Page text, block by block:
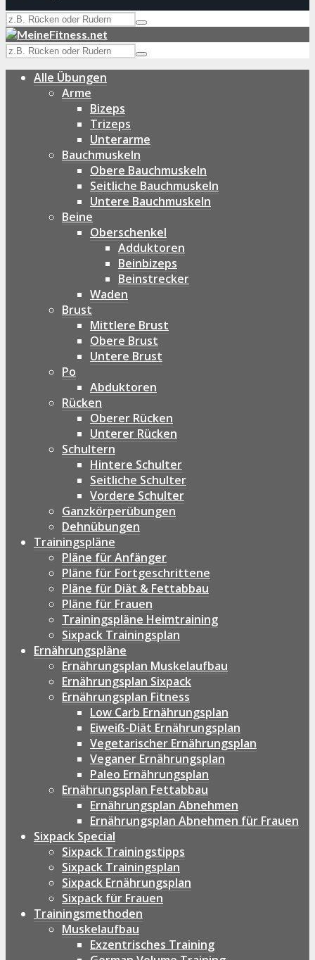
Alle Übungen
Arme
Bizeps
Trizeps
Unterarme
Bauchmuskeln
Obere Bauchmuskeln
Seitliche Bauchmuskeln
Untere Bauchmuskeln
Beine
Oberschenkel
Adduktoren
Beinbizeps
Beinstrecker
Waden
Brust
Mittlere Brust
Obere Brust
Untere Brust
Po
Abduktoren
Rücken
Oberer Rücken
Unterer Rücken
Schultern
Hintere Schulter
Seitliche Schulter
Vordere Schulter
Ganzkörperübungen
Dehnübungen
Trainingspläne
Pläne für Anfänger
Pläne für Fortgeschrittene
Pläne für Diät & Fettabbau
Pläne für Frauen
Trainingspläne Heimtraining
Sixpack Trainingsplan
Ernährungspläne
Ernährungsplan Muskelaufbau
Ernährungsplan Sixpack
Ernährungsplan Fitness
Low Carb Ernährungsplan
Eiweiß-Diät Ernährungsplan
Vegetarischer Ernährungsplan
Veganer Ernährungsplan
Paleo Ernährungsplan
Ernährungsplan Fettabbau
Ernährungsplan Abnehmen
Ernährungsplan Abnehmen für Frauen
Sixpack Special
Sixpack Trainingstipps
Sixpack Trainingsplan
Sixpack Ernährungsplan
Sixpack für Frauen
Trainingsmethoden
Muskelaufbau
Exzentrisches Training